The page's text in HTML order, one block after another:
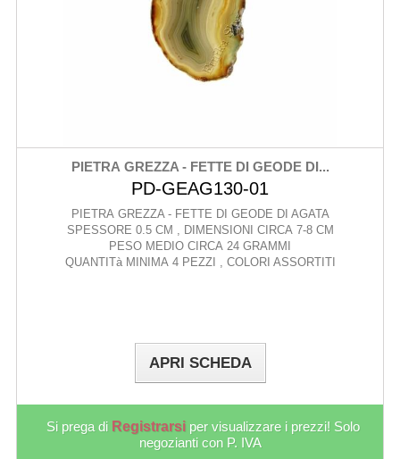
PIETRA GREZZA - FETTE DI GEODE DI...
PD-GEAG130-01
PIETRA GREZZA - FETTE DI GEODE DI AGATA
SPESSORE 0.5 CM , DIMENSIONI CIRCA 7-8 CM
PESO MEDIO CIRCA 24 GRAMMI
QUANTITà MINIMA 4 PEZZI , COLORI ASSORTITI
APRI SCHEDA
Si prega di Registrarsi per visualizzare i prezzi! Solo
negozianti con P. IVA